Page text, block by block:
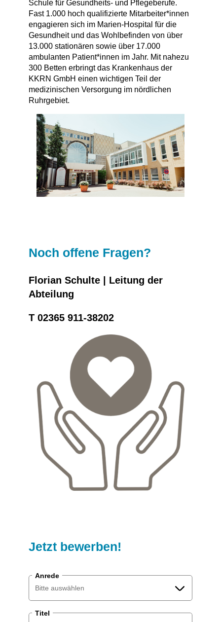
Schule für Gesundheits- und Pflegeberufe.
Fast 1.000 hoch qualifizierte Mitarbeiter*innen
engagieren sich im Marien-Hospital für die
Gesundheit und das Wohlbefinden von über
13.000 stationären sowie über 17.000
ambulanten Patient*innen im Jahr. Mit nahezu
300 Betten erbringt das Krankenhaus der
KKRN GmbH einen wichtigen Teil der
medizinischen Versorgung im nördlichen
Ruhrgebiet.
Noch offene Fragen?
Florian Schulte | Leitung der
Abteilung
T 02365 911-38202
Jetzt bewerben!
Anrede
Bitte auswählen
Bitte auswählen
Titel